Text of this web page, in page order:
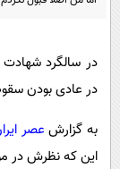
در سالگرد
در عادی بودن
به گزارش عصر
این که نظرش در